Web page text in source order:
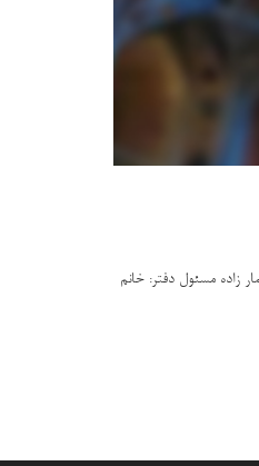
تلفکس:21داخلی-031338662666 همراه: مدیر اجرایی: دکتر مهرداد معمار زاده مسئول دفتر: خانم